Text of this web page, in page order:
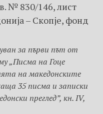
№ 830/146, лист
– Скопje, фонд
за първи път от
„Писма на Гоце
на македонските
35 писма и записки
преглед”, кн. IV,